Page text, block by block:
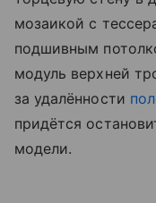
мозаикой с
подшивным
модуль верхней
за удалённости
придётся
модели.